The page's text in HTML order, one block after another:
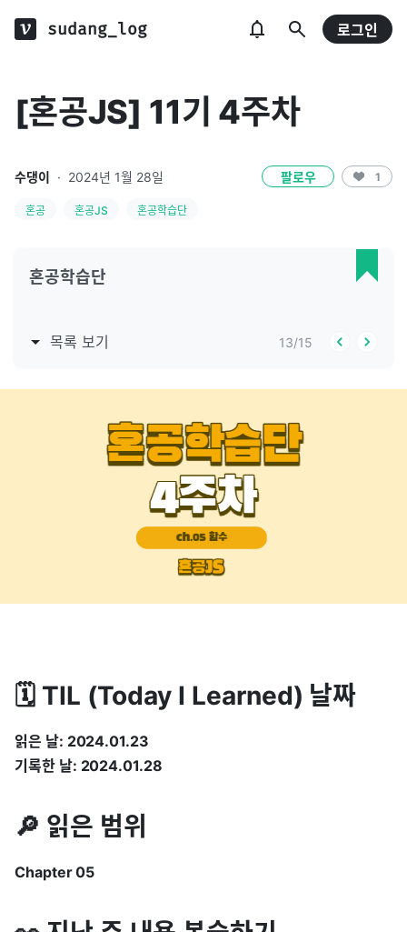
sudang_log 로그인
[혼공JS] 11기 4주차
수댕이 · 2024년 1월 28일 팔로우 1
혼공 혼공JS 혼공학습단
혼공학습단
목록 보기 13/15
🗓️ TIL (Today I Learned) 날짜
읽은 날: 2024.01.23
기록한 날: 2024.01.28
🔎 읽은 범위
Chapter 05